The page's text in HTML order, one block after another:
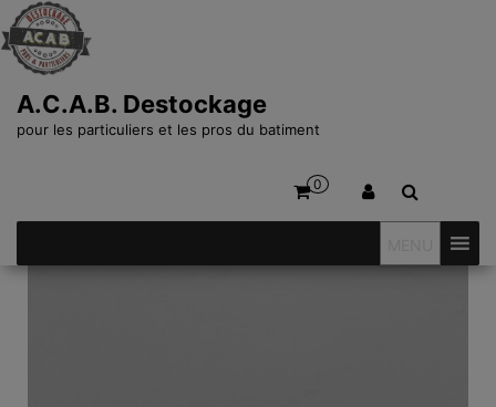
A.C.A.B. Destockage
pour les particuliers et les pros du batiment
0